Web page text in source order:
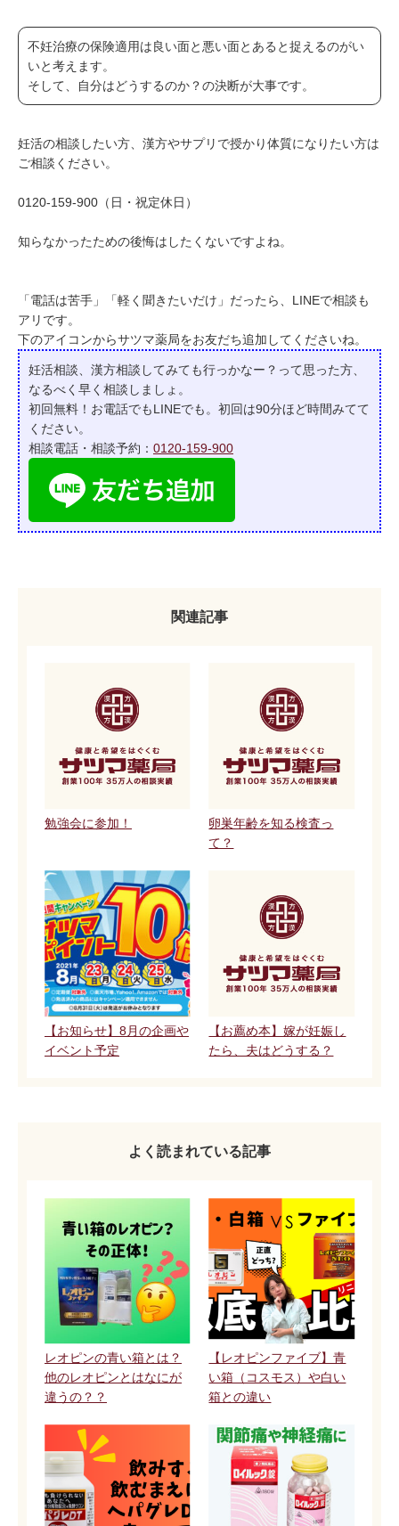
不妊治療の保険適用は良い面と悪い面とあると捉えるのがい
いと考えます。
そして、自分はどうするのか？の決断が大事です。
妊活の相談したい方、漢方やサプリで授かり体質になりたい方は
ご相談ください。
0120-159-900（日・祝定休日）
知らなかったための後悔はしたくないですよね。
「電話は苦手」「軽く聞きたいだけ」だったら、LINEで相談も
アリです。
下のアイコンからサツマ薬局をお友だち追加してくださいね。
妊活相談、漢方相談してみても行っかなー？って思った方、
なるべく早く相談しましょ。
初回無料！お電話でもLINEでも。初回は90分ほど時間みてて
ください。
相談電話・相談予約： 0120-159-900
関連記事
勉強会に参加！
卵巣年齢を知る検査っ
て？
【お知らせ】8月の企画や
イベント予定
【お薦め本】嫁が妊娠し
たら、夫はどうする？
よく読まれている記事
レオピンの青い箱とは？
他のレオピンとはなにが
違うの？？
【レオピンファイブ】青
い箱（コスモス）や白い
箱との違い